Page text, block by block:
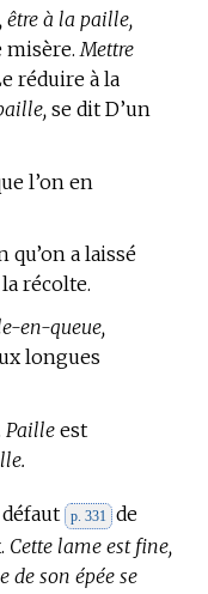
être à la paille,
misère.Mettre
réduire à la
se dit D’un
l’on en
qu’on a laissé
récolte.
en-queue,
longues
Paille est
p. 331
de
Cette lame est fine,
de son épée se